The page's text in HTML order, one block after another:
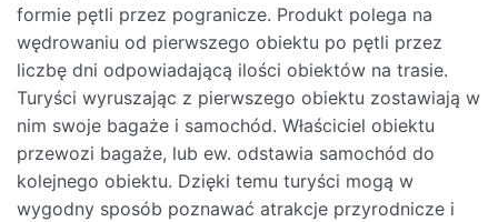
formie pętli przez pogranicze. Produkt polega na
wędrowaniu od pierwszego obiektu po pętli przez
liczbę dni odpowiadającą ilości obiektów na trasie.
Turyści wyruszając z pierwszego obiektu zostawiają w
nim swoje bagaże i samochód. Właściciel obiektu
przewozi bagaże, lub ew. odstawia samochód do
kolejnego obiektu. Dzięki temu turyści mogą w
wygodny sposób poznawać atrakcje przyrodnicze i